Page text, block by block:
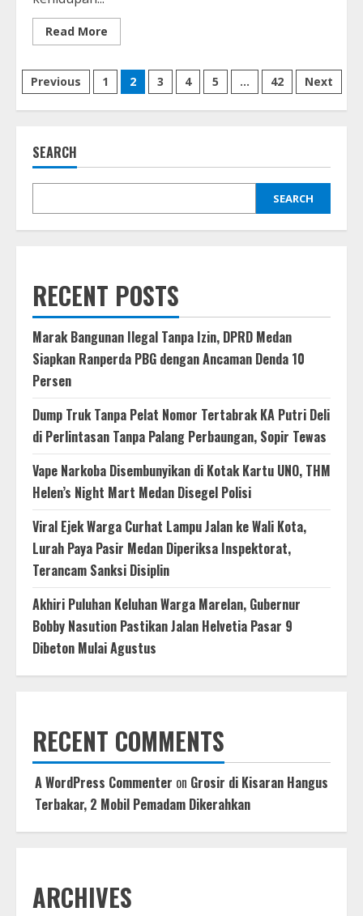
Read More
more
Kota
Medan
Ajak
Masyarakat
dalam
Bermasyarakat
Posts
pagination
Previous 1 2 3 4 5 … 42 Next
SEARCH
SEARCH
RECENT POSTS
Marak Bangunan Ilegal Tanpa Izin, DPRD Medan
Siapkan Ranperda PBG dengan Ancaman Denda 10
Persen
Dump Truk Tanpa Pelat Nomor Tertabrak KA Putri Deli
di Perlintasan Tanpa Palang Perbaungan, Sopir Tewas
Vape Narkoba Disembunyikan di Kotak Kartu UNO, THM
Helen’s Night Mart Medan Disegel Polisi
Viral Ejek Warga Curhat Lampu Jalan ke Wali Kota,
Lurah Paya Pasir Medan Diperiksa Inspektorat,
Terancam Sanksi Disiplin
Akhiri Puluhan Keluhan Warga Marelan, Gubernur
Bobby Nasution Pastikan Jalan Helvetia Pasar 9
Dibeton Mulai Agustus
RECENT COMMENTS
A WordPress Commenter on Grosir di Kisaran Hangus
Terbakar, 2 Mobil Pemadam Dikerahkan
ARCHIVES